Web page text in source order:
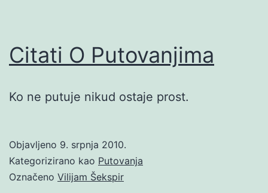
Citati O Putovanjima
Ko ne putuje nikud ostaje prost.
Objavljeno 9. srpnja 2010.
Kategorizirano kao Putovanja
Označeno Vilijam Šekspir